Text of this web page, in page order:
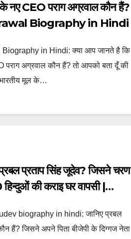
के नए CEO पराग अग्रवाल कौन हैं?
Biography in Hindi
in Hindi: क्या आप जानते है कि
पराग अग्रवाल कौन हैं? तो आपको बता दूँ की
मूल के…
प्रताप सिंह जूदेव? जिसने चरण
की कराइ घर वापसी |
biography in hindi: जानिए प्रबल
हैं? जिसने अपने पिता बीजेपी के दिग्गज नेता